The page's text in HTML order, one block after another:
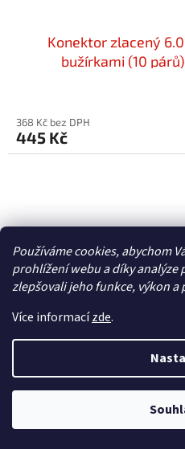
Používáme cookies, abychom
prohlížení webu a díky analýze
zlepšovali jeho funkce, výkon a
Více informacízde.
Konektor zlacený
bužírkami (10
368 Kč bez DPH
445 Kč
Konektor zlacený